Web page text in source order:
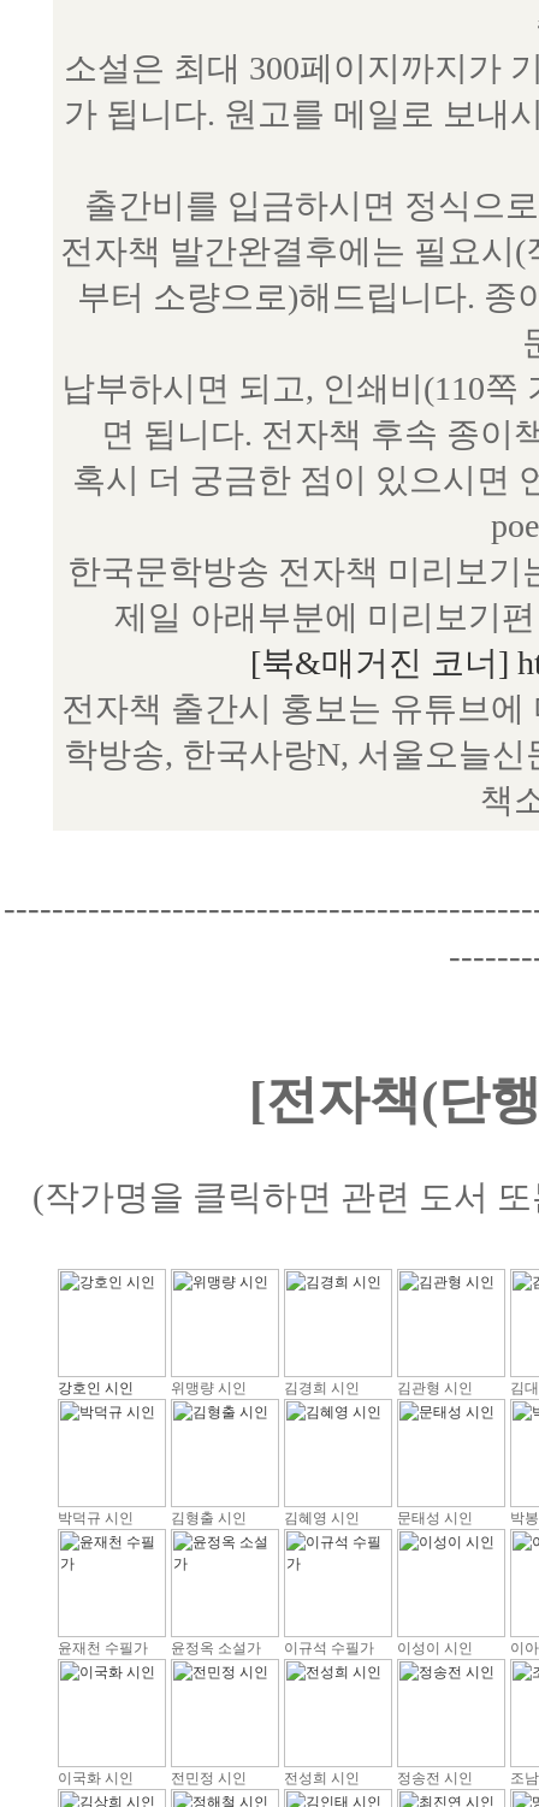
소설은 최대 300페이지까지가
가 됩니다. 원고를 메일로 보내
출간비를 입금하시면 정식으
전자책 발간완결후에는 필요시
부터 소량으로)해드립니다. 종
납부하시면 되고, 인쇄비(110
면 됩니다. 전자책 후속 종이
혹시 더 궁금한 점이 있으시면
한국문학방송 전자책 미리보
제일 아래부분에 미리보기
[북&매거진 코너]
전자책 출간시 홍보는 유튜브
학방송, 한국사랑N, 서울오늘
책
[전자책(단
(작가명을 클릭하면 관련 도서
강호인 시인 위맹량 시인 김경희 시인 김관형 시인 김
박덕규 시인 김형출 시인 김혜영 시인 문태성 시인 박
윤재천 수필가 윤정옥 소설가 이규석 수필가 이성이 시인 이
이국화 시인 전민정 시인 전성희 시인 정송전 시인 조